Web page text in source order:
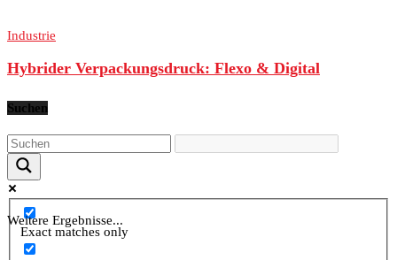
Industrie
Hybrider Verpackungsdruck: Flexo & Digital
Suchen
Weitere Ergebnisse...
Exact matches only